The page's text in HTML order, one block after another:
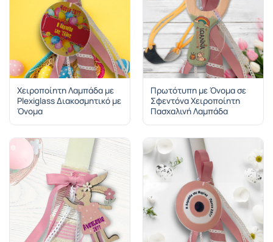
Χειροποίητη Λαμπάδα με
Plexiglass Διακοσμητικό με
Όνομα
Πρωτότυπη με Όνομα σε
Σφεντόνα Χειροποίητη
Πασχαλινή Λαμπάδα